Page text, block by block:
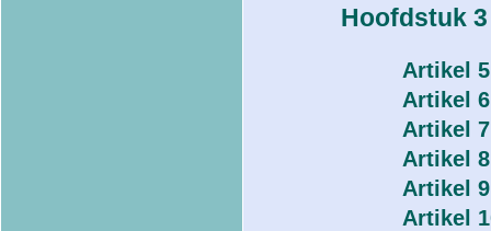
Hoofdstuk
Artikel
Artikel
Artikel
Artikel
Artikel
Artikel